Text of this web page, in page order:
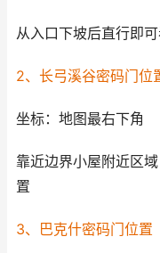
从入口下坡后直行即
2、长弓溪谷密码门位
坐标：地图最右下角
靠近边界小屋附近区
置
3、巴克什密码门位置